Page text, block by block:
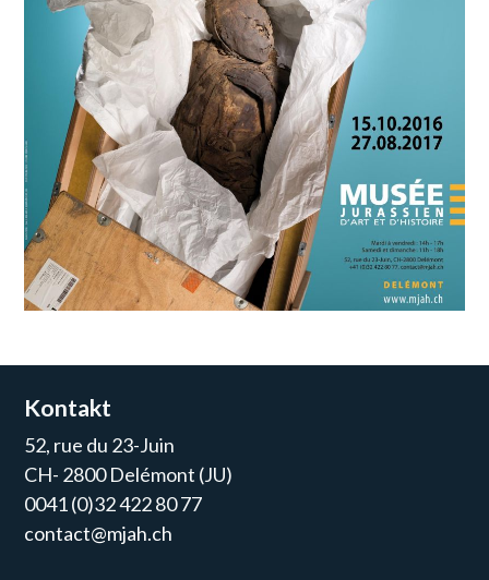
Kontakt
52, rue du 23-Juin
CH- 2800 Delémont (JU)
0041 (0)32 422 80 77
contact@mjah.ch